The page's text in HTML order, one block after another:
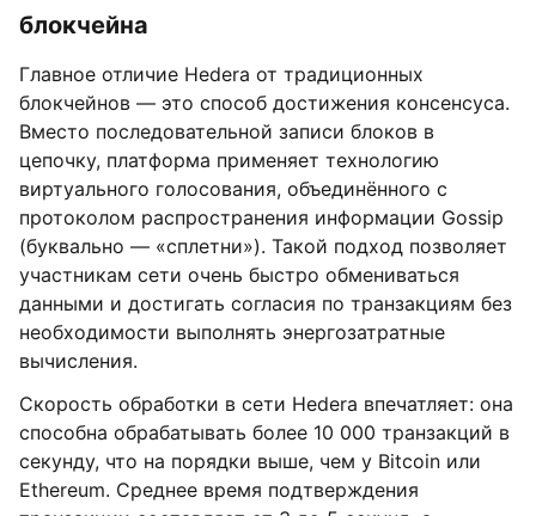
блокчейна
Главное отличие Hedera от традиционных
блокчейнов — это способ достижения консенсуса.
Вместо последовательной записи блоков в
цепочку, платформа применяет технологию
виртуального голосования, объединённого с
протоколом распространения информации Gossip
(буквально — «сплетни»). Такой подход позволяет
участникам сети очень быстро обмениваться
данными и достигать согласия по транзакциям без
необходимости выполнять энергозатратные
вычисления.
Скорость обработки в сети Hedera впечатляет: она
способна обрабатывать более 10 000 транзакций в
секунду, что на порядки выше, чем у Bitcoin или
Ethereum. Среднее время подтверждения